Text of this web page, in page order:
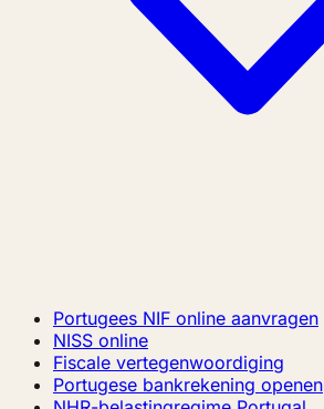
Portugees NIF online aanvragen
NISS online
Fiscale vertegenwoordiging
Portugese bankrekening openen